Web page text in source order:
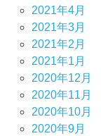
2021年4月
2021年3月
2021年2月
2021年1月
2020年12月
2020年11月
2020年10月
2020年9月